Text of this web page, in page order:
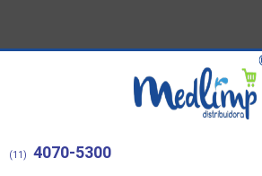
(11) 4070-5300